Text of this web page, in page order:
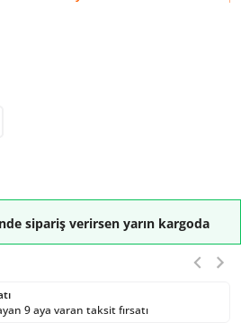
sipariş verirsen yarın kargoda
9 aya varan taksit fırsatı